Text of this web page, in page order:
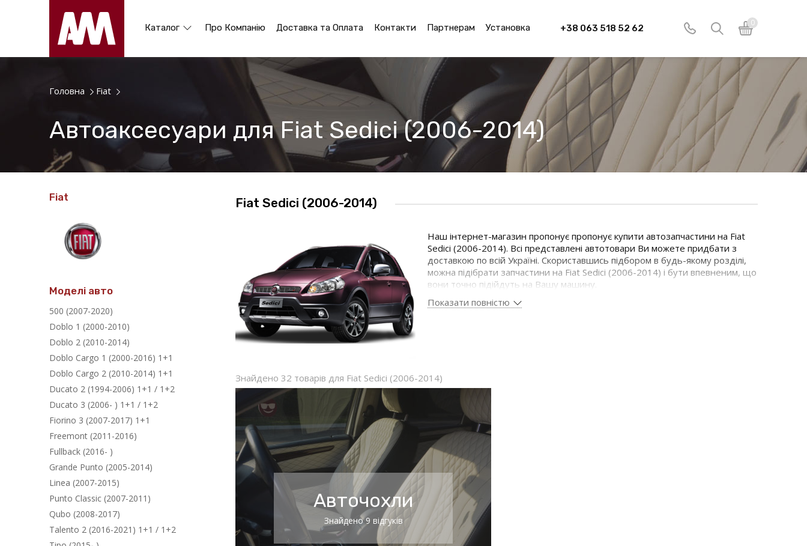
Каталог Про Компанію Доставка та Оплата Контакти Партнерам Установка +38 063 518 52 62
0
Головна Fiat
Автоаксесуари для Fiat Sedici (2006-2014)
Fiat Sedici (2006-2014)
Наш інтернет-магазин пропонує пропонує купити автозапчастини на Fiat
Sedici (2006-2014). Всі представлені автотовари Ви можете придбати з
доставкою по всій Україні. Скориставшись підбором в будь-якому розділі,
можна підібрати запчастини на Fiat Sedici (2006-2014) і бути впевненим, що
вони точно підійдуть на Вашу машину.
Показати повністю
Знайдено 32 товарів для Fiat Sedici (2006-2014)
Авточохли
Знайдено 9 відгуків
Fiat
Моделі авто
500 (2007-2020)
Doblo 1 (2000-2010)
Doblo 2 (2010-2014)
Doblo Cargo 1 (2000-2016) 1+1
Doblo Cargo 2 (2010-2014) 1+1
Ducato 2 (1994-2006) 1+1 / 1+2
Ducato 3 (2006- ) 1+1 / 1+2
Fiorino 3 (2007-2017) 1+1
Freemont (2011-2016)
Fullback (2016- )
Grande Punto (2005-2014)
Linea (2007-2015)
Punto Classic (2007-2011)
Qubo (2008-2017)
Talento 2 (2016-2021) 1+1 / 1+2